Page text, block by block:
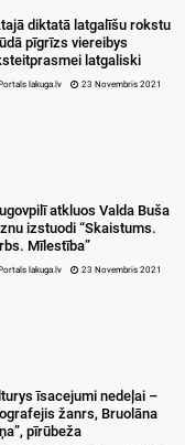
diktatā latgalīšu rokstu
pīgrīzs viereibys
latgaliski
lakuga.lv 23 Novembris 2021
atkluos Valda Buša
izstuodi “Skaistums.
Mīlestība”
lakuga.lv 23 Novembris 2021
īsacejumi nedeļai –
žanrs, Bruolāna
pīrūbeža